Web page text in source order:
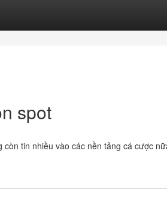
spot
tin nhiều vào các nền tảng cá cược